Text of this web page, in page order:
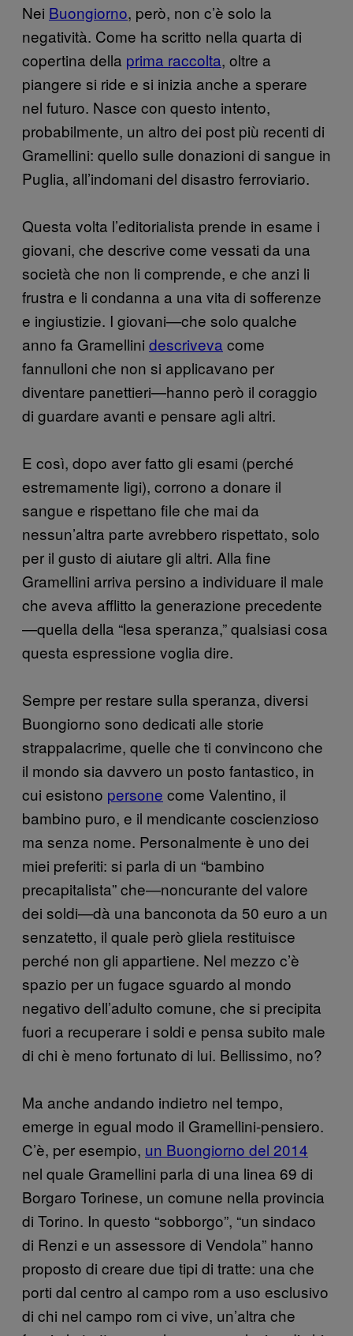
Nei Buongiorno, però, non c’è solo la
negatività. Come ha scritto nella quarta di
copertina della prima raccolta, oltre a
piangere si ride e si inizia anche a sperare
nel futuro. Nasce con questo intento,
probabilmente, un altro dei post più recenti di
Gramellini: quello sulle donazioni di sangue in
Puglia, all’indomani del disastro ferroviario.
Questa volta l’editorialista prende in esame i
giovani, che descrive come vessati da una
società che non li comprende, e che anzi li
frustra e li condanna a una vita di sofferenze
e ingiustizie. I giovani—che solo qualche
anno fa Gramellini descriveva come
fannulloni che non si applicavano per
diventare panettieri—hanno però il coraggio
di guardare avanti e pensare agli altri.
E così, dopo aver fatto gli esami (perché
estremamente ligi), corrono a donare il
sangue e rispettano file che mai da
nessun’altra parte avrebbero rispettato, solo
per il gusto di aiutare gli altri. Alla fine
Gramellini arriva persino a individuare il male
che aveva afflitto la generazione precedente
—quella della “lesa speranza,” qualsiasi cosa
questa espressione voglia dire.
Sempre per restare sulla speranza, diversi
Buongiorno sono dedicati alle storie
strappalacrime, quelle che ti convincono che
il mondo sia davvero un posto fantastico, in
cui esistono persone come Valentino, il
bambino puro, e il mendicante coscienzioso
ma senza nome. Personalmente è uno dei
miei preferiti: si parla di un “bambino
precapitalista” che—noncurante del valore
dei soldi—dà una banconota da 50 euro a un
senzatetto, il quale però gliela restituisce
perché non gli appartiene. Nel mezzo c’è
spazio per un fugace sguardo al mondo
negativo dell’adulto comune, che si precipita
fuori a recuperare i soldi e pensa subito male
di chi è meno fortunato di lui. Bellissimo, no?
Ma anche andando indietro nel tempo,
emerge in egual modo il Gramellini-pensiero.
C’è, per esempio, un Buongiorno del 2014
nel quale Gramellini parla di una linea 69 di
Borgaro Torinese, un comune nella provincia
di Torino. In questo “sobborgo”, “un sindaco
di Renzi e un assessore di Vendola” hanno
proposto di creare due tipi di tratte: una che
porti dal centro al campo rom a uso esclusivo
di chi nel campo rom ci vive, un’altra che